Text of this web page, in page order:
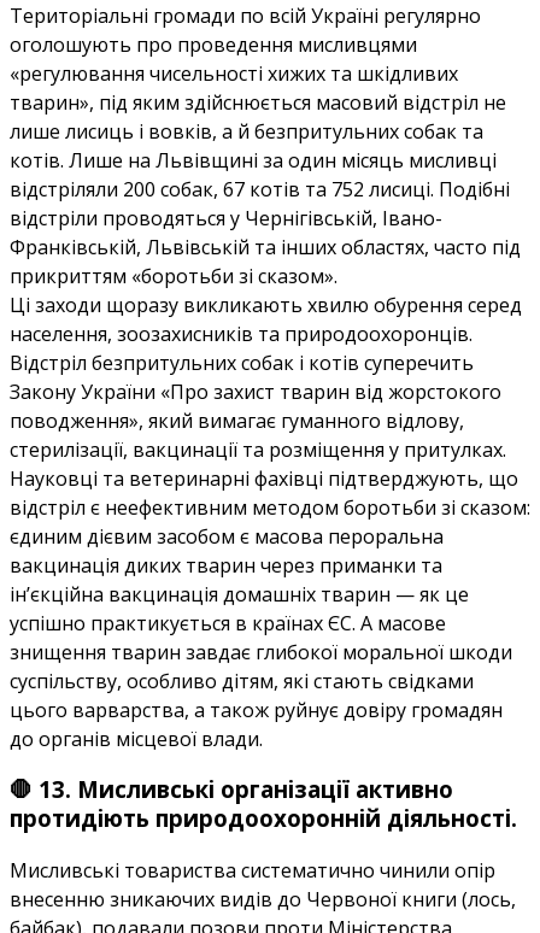
Територіальні громади по всій Україні регулярно
оголошують про проведення мисливцями
«регулювання чисельності хижих та шкідливих
тварин», під яким здійснюється масовий відстріл не
лише лисиць і вовків, а й безпритульних собак та
котів. Лише на Львівщині за один місяць мисливці
відстріляли 200 собак, 67 котів та 752 лисиці. Подібні
відстріли проводяться у Чернігівській, Івано-
Франківській, Львівській та інших областях, часто під
прикриттям «боротьби зі сказом».
Ці заходи щоразу викликають хвилю обурення серед
населення, зоозахисників та природоохоронців.
Відстріл безпритульних собак і котів суперечить
Закону України «Про захист тварин від жорстокого
поводження», який вимагає гуманного відлову,
стерилізації, вакцинації та розміщення у притулках.
Науковці та ветеринарні фахівці підтверджують, що
відстріл є неефективним методом боротьби зі сказом:
єдиним дієвим засобом є масова пероральна
вакцинація диких тварин через приманки та
ін’єкційна вакцинація домашніх тварин — як це
успішно практикується в країнах ЄС. А масове
знищення тварин завдає глибокої моральної шкоди
суспільству, особливо дітям, які стають свідками
цього варварства, а також руйнує довіру громадян
до органів місцевої влади.
🛑 13. Мисливські організації активно
протидіють природоохоронній діяльності.
Мисливські товариства систематично чинили опір
внесенню зникаючих видів до Червоної книги (лось,